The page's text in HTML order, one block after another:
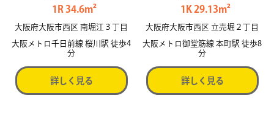
1R 34.6m²
大阪府大阪市西区 南堀江３丁目
大阪メトロ千日前線 桜川駅 徒歩4
分
詳しく見る
1K 29.13m²
大阪府大阪市西区 立売堀２丁目
大阪メトロ御堂筋線 本町駅 徒歩8
分
詳しく見る